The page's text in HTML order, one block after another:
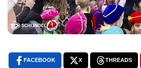
FACEBOOK X THREADS